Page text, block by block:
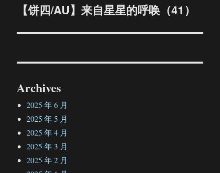
文
【饼四/AU】来自星星的呼唤（41）
Archives
2025 年 6 月
2025 年 5 月
2025 年 4 月
2025 年 3 月
2025 年 2 月